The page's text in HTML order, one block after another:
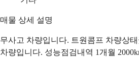
매물 상세 설명
무사고 차량입니다. 트원콤프 차량상
차량입니다. 성능점검내역 1개월